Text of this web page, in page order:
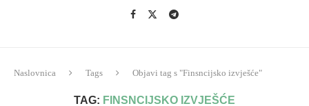
Naslovnica Tags Objavi tag s "Finsncijsko izvješće"
TAG: FINSNCIJSKO IZVJEŠĆE